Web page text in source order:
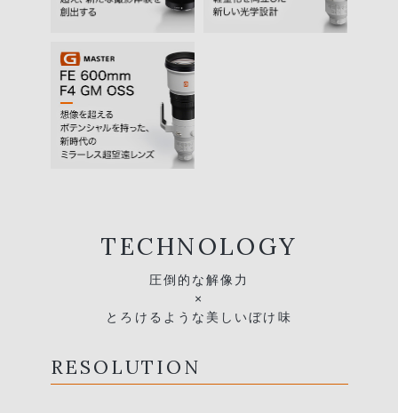
TECHNOLOGY
圧倒的な解像力
×
とろけるような美しいぼけ味
RESOLUTION